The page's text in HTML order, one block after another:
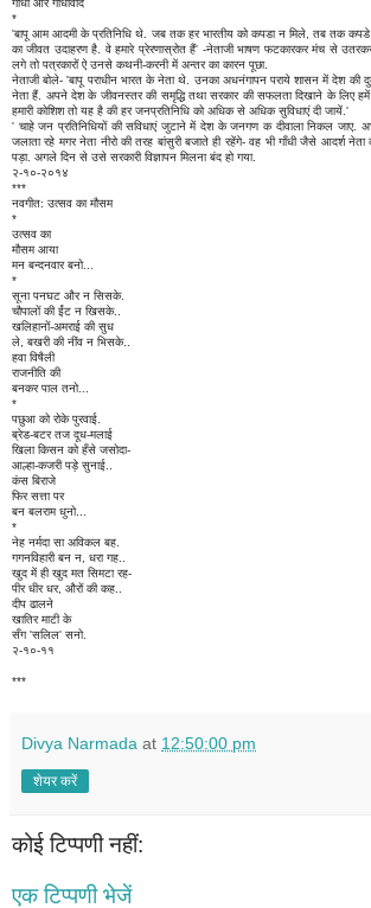
गाँधी और गाँधीवाद
*
'बापू आम आदमी के प्रतिनिधि थे. जब तक हर भारतीय को कपडा न मिले, तब तक
का जीवत उदाहरण है. वे हमारे प्रेरणास्रोत हैं' -नेताजी भाषण फटकारकर मंच से
लगे तो पत्रकारों ऐ उनसे कथनी-करनी में अन्तर का कारन पूछा.
नेताजी बोले- 'बापू पराधीन भारत के नेता थे. उनका अधनंगापन पराये शासन में देश की
नेता हैं. अपने देश के जीवनस्तर की समृद्धि तथा सरकार की सफलता दिखाने के लिए हमें
हमारी कोशिश तो यह है की हर जनप्रतिनिधि को अधिक से अधिक सुविधाएं दी जायें.'
' चाहे जन प्रतिनिधियों की सविधाएं जुटाने में देश के जनगण क दीवाला निकल जाए.
जलाता रहे मगर नेता नीरो की तरह बांसुरी बजाते ही रहेंगे- वह भी गाँधी जैसे आदर्श
पड़ा. अगले दिन से उसे सरकारी विज्ञापन मिलना बंद हो गया.
२-१०-२०१४
***
नवगीत: उत्सव का मौसम
*
उत्सव का
मौसम आया
मन बन्दनवार बनो...
*
सूना पनघट और न सिसके.
चौपालों की ईंट न खिसके..
खलिहानों-अमराई की सुध
ले, बखरी की नींव न भिसके..
हवा विषैली
राजनीति की
बनकर पाल तनो...
*
पछुआ को रोके पुरवाई.
ब्रेड-बटर तज दूध-मलाई
खिला किसन को हँसे जसोदा-
आल्हा-कजरी पड़े सुनाई..
कंस बिराजे
फिर सत्ता पर
बन बलराम धुनो...
*
नेह नर्मदा सा अविकल बह.
गगनविहारी बन न, धरा गह..
खुद में ही खुद मत सिमटा रह-
पीर धीर धर, औरों की कह..
दीप ढालने
खातिर माटी के
सँग 'सलिल' सनो.
२-१०-११
***
Divya Narmada at 12:50:00 pm
शेयर करें
कोई टिप्पणी नहीं:
एक टिप्पणी भेजें